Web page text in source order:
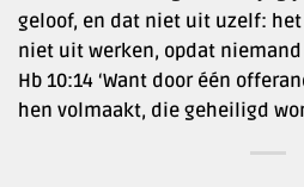
geloof, en dat niet uit uzelf: het
niet uit werken, opdat niemand
Hb 10:14 ‘Want door één
hen volmaakt, die geheiligd